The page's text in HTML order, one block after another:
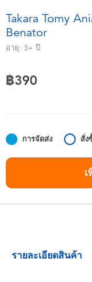
ของเล่นนุ่มนิ่ม
แบตเตอรี่
Nintendo
ตัวละครเพี่
Takara Tomy
Benator
อายุ: 3+ ปี
฿390
การจัดส่ง สั่ง
รายละเอียดสินค้า